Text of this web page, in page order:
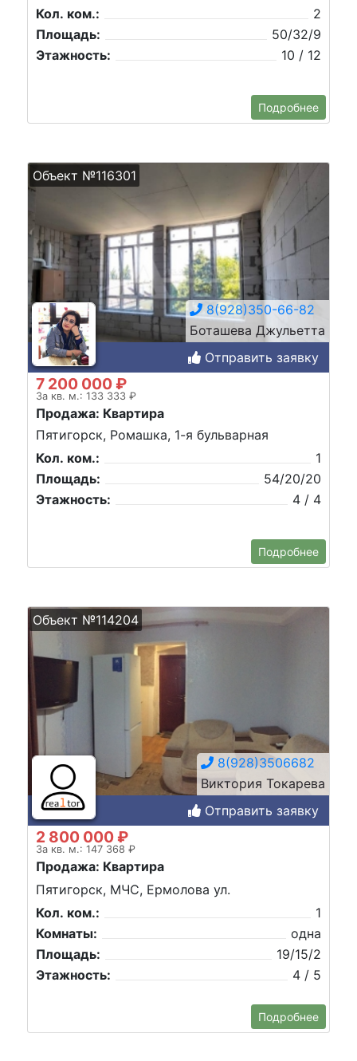
Кол. ком.:
2
Площадь:
50/32/9
Этажность:
10 / 12
Подробнее
Объект №116301
8(928)350-66-82
Боташева Джульетта
Отправить заявку
7 200 000 ₽
За кв. м.: 133 333 ₽
Продажа: Квартира
Пятигорск, Ромашка, 1-я бульварная
Кол. ком.:
1
Площадь:
54/20/20
Этажность:
4 / 4
Подробнее
Объект №114204
8(928)3506682
Виктория Токарева
Отправить заявку
2 800 000 ₽
За кв. м.: 147 368 ₽
Продажа: Квартира
Пятигорск, МЧС, Ермолова ул.
Кол. ком.:
1
Комнаты:
одна
Площадь:
19/15/2
Этажность:
4 / 5
Подробнее